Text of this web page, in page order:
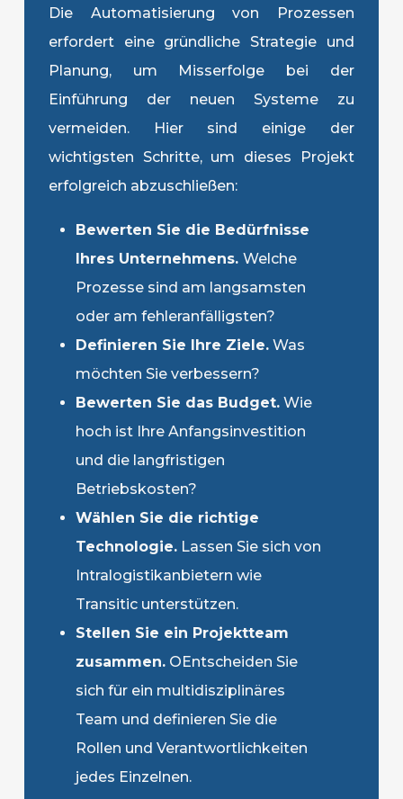
Die Automatisierung von Prozessen
erfordert eine gründliche Strategie und
Planung, um Misserfolge bei der
Einführung der neuen Systeme zu
vermeiden. Hier sind einige der
wichtigsten Schritte, um dieses Projekt
erfolgreich abzuschließen:
Bewerten Sie die Bedürfnisse
Ihres Unternehmens. Welche
Prozesse sind am langsamsten
oder am fehleranfälligsten?
Definieren Sie Ihre Ziele.Was
möchten Sie verbessern?
Bewerten Sie das Budget.Wie
hoch ist Ihre Anfangsinvestition
und die langfristigen
Betriebskosten?
Wählen Sie die richtige
Technologie.Lassen Sie sich von
Intralogistikanbietern wie
Transitic unterstützen.
Stellen Sie ein Projektteam
zusammen.OEntscheiden Sie
sich für ein multidisziplinäres
Team und definieren Sie die
Rollen und Verantwortlichkeiten
jedes Einzelnen.